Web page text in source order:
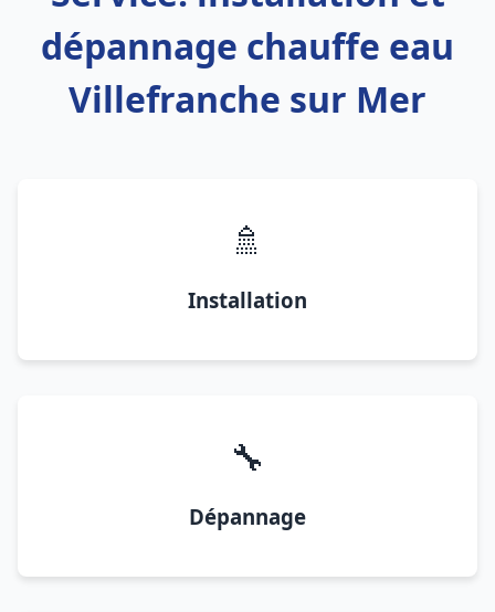
dépannage chauffe eau
Villefranche sur Mer
🚿
Installation
🔧
Dépannage